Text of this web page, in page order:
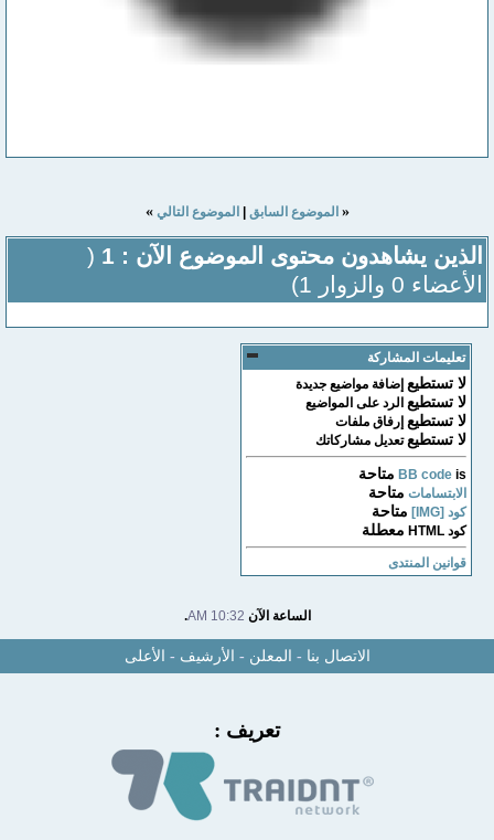
« الموضوع السابق|الموضوع التالي »
الذين يشاهدون محتوى الموضوع الآن : 1
(
الأعضاء 0 والزوار 1)
تعليمات المشاركة
لا تستطيعإضافة مواضيع جديدة
لا تستطيعالرد على المواضيع
لا تستطيعإرفاق ملفات
لا تستطيعتعديل مشاركاتك
BB codeis متاحة
الابتسامات متاحة
كود [IMG] متاحة
كود HTML معطلة
قوانين المنتدى
الساعة الآن10:32 AM
.
الاتصال بنا-المعلن-الأرشيف -الأعلى
تعريف :